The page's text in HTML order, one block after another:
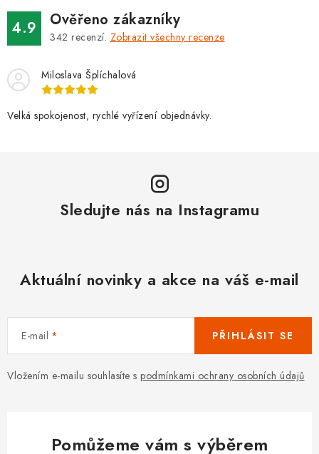
4.9 Ověřeno zákazníky
342 recenzí. Zobrazit všechny recenze
Miloslava Šplíchalová
Velká spokojenost, rychlé vyřízení objednávky.
Sledujte nás na Instagramu
Aktuální novinky a akce na váš e-mail
E-mail
Vložením e-mailu souhlasíte s podmínkami ochrany osobních údajů
PŘIHLÁSIT SE
Pomůžeme vám s výběrem